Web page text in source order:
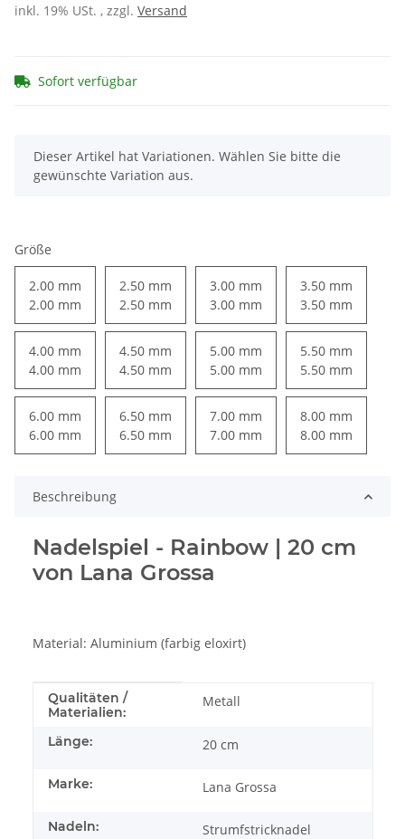
inkl. 19% USt. , zzgl. Versand
Sofort verfügbar
x
Dieser Artikel hat Variationen. Wählen Sie bitte die
gewünschte Variation aus.
Größe
2.00 mm
2.00 mm
2.50 mm
2.50 mm
3.00 mm
3.00 mm
3.50 mm
3.50 mm
4.00 mm
4.00 mm
4.50 mm
4.50 mm
5.00 mm
5.00 mm
5.50 mm
5.50 mm
6.00 mm
6.00 mm
6.50 mm
6.50 mm
7.00 mm
7.00 mm
8.00 mm
8.00 mm
Beschreibung
Nadelspiel - Rainbow | 20 cm
von Lana Grossa
Material: Aluminium (farbig eloxirt)
Produkteigenschaft
Wert
Qualitäten /
Materialien:
Metall
Länge: 20 cm
Marke: Lana Grossa
Nadeln:
Strumfstricknadel